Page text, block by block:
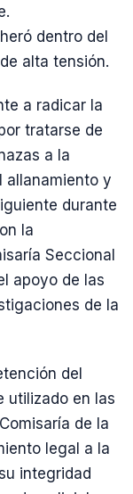
dentro del
alta tensión.
a radicar la
tratarse de
a la
allanamiento y
durante
la
Seccional
apoyo de las
de la
del
utilizado en las
de la
legal a la
integridad